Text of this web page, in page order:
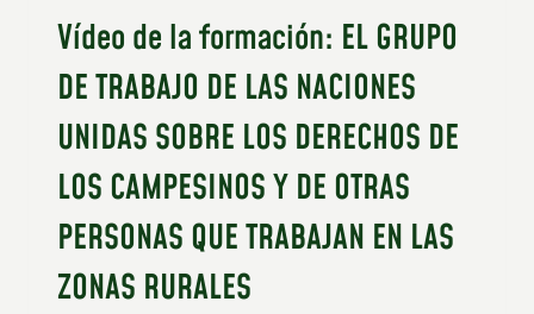
Vídeo de la formación: EL GRUPO
DE TRABAJO DE LAS NACIONES
UNIDAS SOBRE LOS DERECHOS DE
LOS CAMPESINOS Y DE OTRAS
PERSONAS QUE TRABAJAN EN LAS
ZONAS RURALES